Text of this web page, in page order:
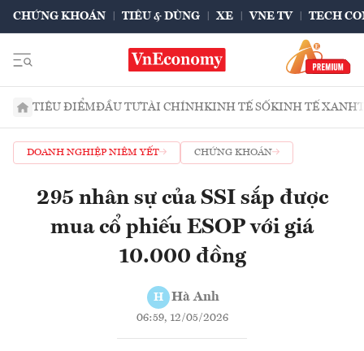
CHỨNG KHOÁN TIÊU & DÙNG XE VNE TV TECH
TIÊU ĐIỂMĐẦU TƯTÀI CHÍNHKINH TẾ SỐKINH TẾ XANH
DOANH NGHIỆP NIÊM YẾT CHỨNG KHOÁN
295 nhân sự của SSI sắp được
mua cổ phiếu ESOP với giá
10.000 đồng
H Hà Anh
06:59, 12/05/2026